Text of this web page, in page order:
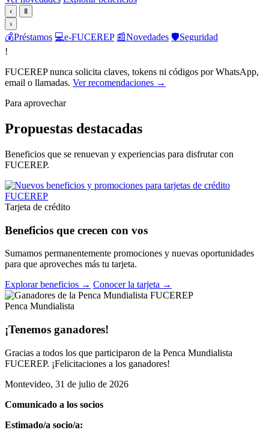
‹
Ⅱ
›
💰Préstamos 💻e-FUCEREP 📰Novedades 🛡️Seguridad
!
FUCEREP nunca solicita claves, tokens ni códigos por WhatsApp,
email o llamadas. Ver recomendaciones →
Para aprovechar
Propuestas destacadas
Beneficios que se renuevan y experiencias para disfrutar con
FUCEREP.
Tarjeta de crédito
Beneficios que crecen con vos
Sumamos permanentemente promociones y nuevas oportunidades
para que aproveches más tu tarjeta.
Explorar beneficios → Conocer la tarjeta →
Penca Mundialista
¡Tenemos ganadores!
Gracias a todos los que participaron de la Penca Mundialista
FUCEREP. ¡Felicitaciones a los ganadores!
Montevideo, 31 de julio de 2026
Comunicado a los socios
Estimado/a socio/a: